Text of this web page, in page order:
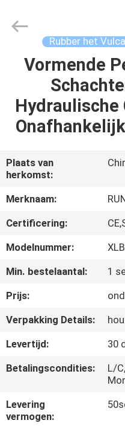
HUIS
PRODUCTEN
ONS
FABRIEKSREIS
CONTACTEER
ONS
NIEUWS
GEVALLEN
SITEMAP
Machine
CO.,LTD.
Reserved.
Rubber het
Vormende
Plaats van
herkomst:
Merknaam:
Certificering:
Modelnummer:
Min. bestelaantal:
1
Prijs:
Verpakking Details:
Levertijd:
30
Betalingscondities:
L/
Levering
vermogen: